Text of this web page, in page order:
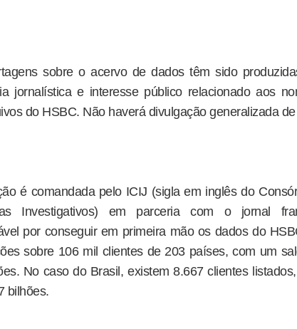
sobre o acervo de dados têm sido
jornalística e interesse público relacionado aos
do HSBC. Não haverá divulgação generalizada
é comandada pelo ICIJ (sigla em inglês do
Investigativos) em parceria com o jornal
por conseguir em primeira mão os dados do
sobre 106 mil clientes de 203 países, com um
No caso do Brasil, existem 8.667 clientes
bilhões.